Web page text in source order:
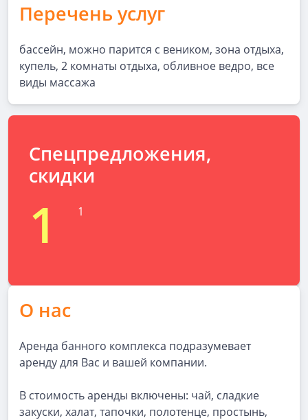
Перечень услуг
бассейн, можно парится с веником, зона отдыха,
купель, 2 комнаты отдыха, обливное ведро, все
виды массажа
Спецпредложения,
скидки
1 1
О нас
Аренда банного комплекса подразумевает
аренду для Вас и вашей компании.
В стоимость аренды включены: чай, сладкие
закуски, халат, тапочки, полотенце, простынь,